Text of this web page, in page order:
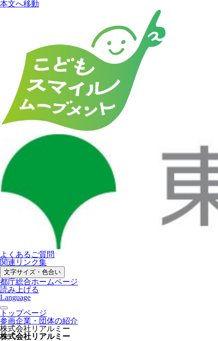
本文へ移動
よくあるご質問
関連リンク集
文字サイズ・色合い
都庁総合ホームページ
読み上げる
Language
トップページ
参画企業・団体の紹介
株式会社リアルミー
株式会社リアルミー